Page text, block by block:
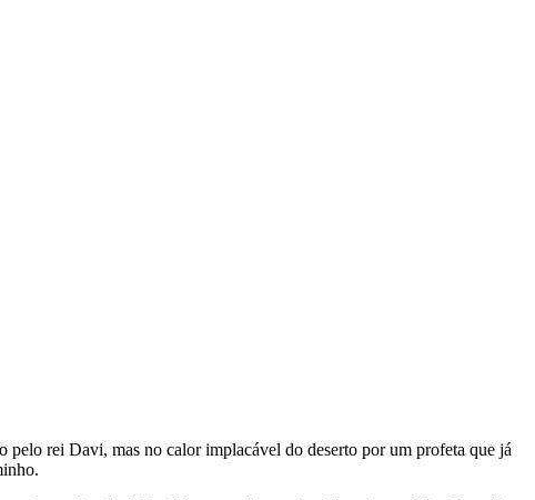
rei Davi, mas no calor implacável do deserto por um profeta que já